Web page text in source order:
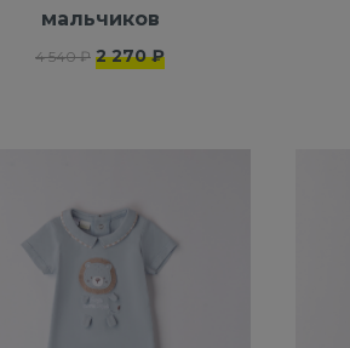
мальчиков
4 540 ₽ 2 270 ₽